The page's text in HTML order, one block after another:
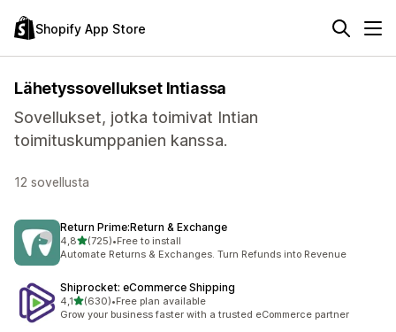
Shopify App Store
Lähetyssovellukset Intiassa
Sovellukset, jotka toimivat Intian
toimituskumppanien kanssa.
12 sovellusta
Return Prime:Return & Exchange
4,8/ 5 tähteä
(725)
725 arvostelua yhteensä
•Free to install
Automate Returns & Exchanges. Turn Refunds into Revenue
Shiprocket: eCommerce Shipping
4,1/ 5 tähteä
(630)
630 arvostelua yhteensä
•Free plan available
Grow your business faster with a trusted eCommerce partner